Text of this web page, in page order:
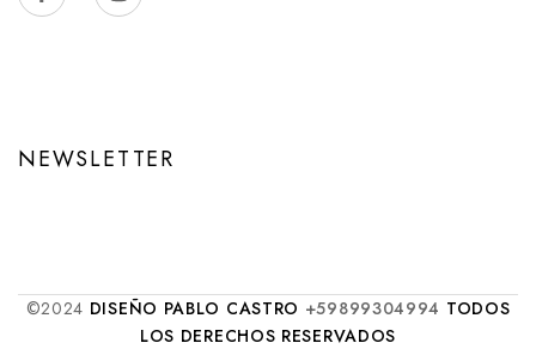
NEWSLETTER
©2024 DISEÑO PABLO CASTRO +59899304994 TODOS
LOS DERECHOS RESERVADOS